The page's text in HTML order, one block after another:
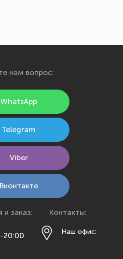
нам вопрос:
WhatsApp
Telegram
Viber
Вконтакте
и заказ:
20:00
Контакты:
Наш офис: